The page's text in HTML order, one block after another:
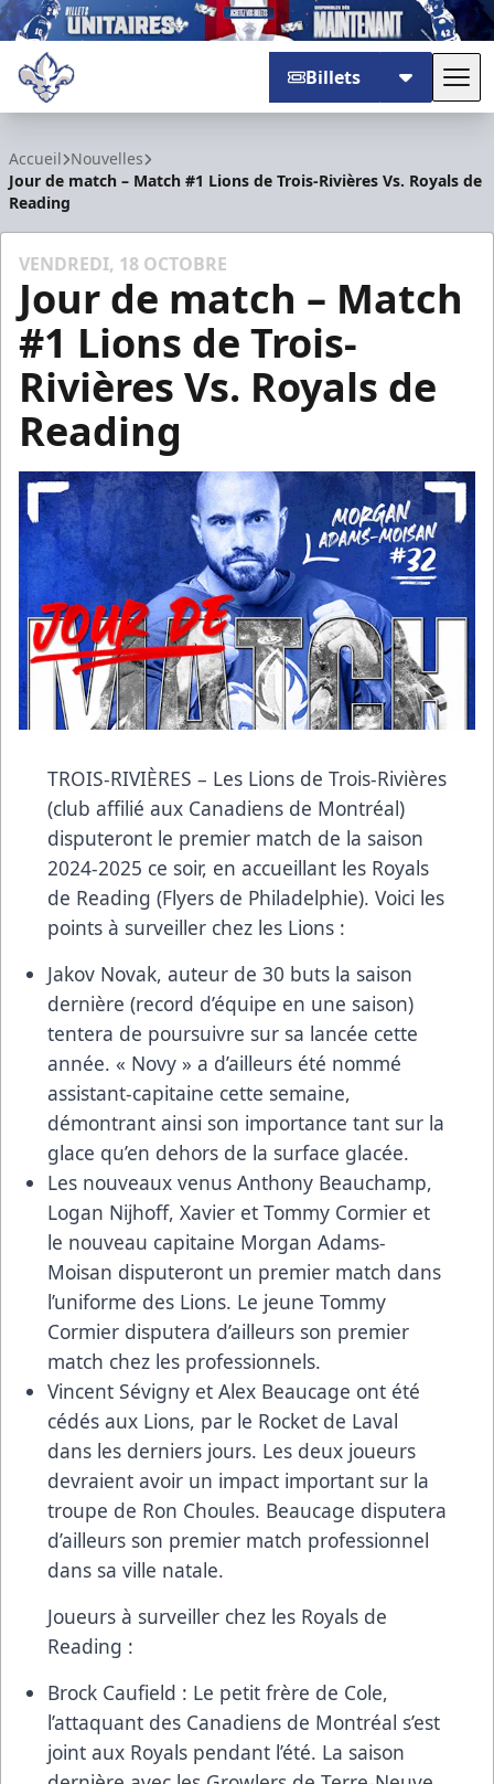
Billets
Accueil Nouvelles
Jour de match – Match #1 Lions de Trois-Rivières Vs. Royals de
Reading
VENDREDI, 18 OCTOBRE
Jour de match – Match
#1 Lions de Trois-
Rivières Vs. Royals de
Reading
TROIS-RIVIÈRES – Les Lions de Trois-Rivières
(club affilié aux Canadiens de Montréal)
disputeront le premier match de la saison
2024-2025 ce soir, en accueillant les Royals
de Reading (Flyers de Philadelphie). Voici les
points à surveiller chez les Lions :
Jakov Novak, auteur de 30 buts la saison
dernière (record d’équipe en une saison)
tentera de poursuivre sur sa lancée cette
année. « Novy » a d’ailleurs été nommé
assistant-capitaine cette semaine,
démontrant ainsi son importance tant sur la
glace qu’en dehors de la surface glacée.
Les nouveaux venus Anthony Beauchamp,
Logan Nijhoff, Xavier et Tommy Cormier et
le nouveau capitaine Morgan Adams-
Moisan disputeront un premier match dans
l’uniforme des Lions. Le jeune Tommy
Cormier disputera d’ailleurs son premier
match chez les professionnels.
Vincent Sévigny et Alex Beaucage ont été
cédés aux Lions, par le Rocket de Laval
dans les derniers jours. Les deux joueurs
devraient avoir un impact important sur la
troupe de Ron Choules. Beaucage disputera
d’ailleurs son premier match professionnel
dans sa ville natale.
Joueurs à surveiller chez les Royals de
Reading :
Brock Caufield : Le petit frère de Cole,
l’attaquant des Canadiens de Montréal s’est
joint aux Royals pendant l’été. La saison